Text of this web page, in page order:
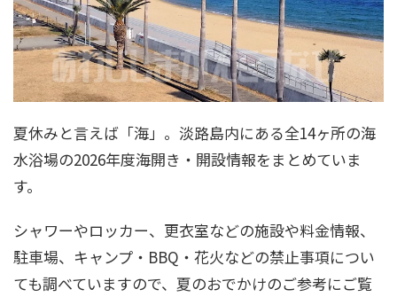
夏休みと言えば「海」。淡路島内にある全14ヶ所の海
水浴場の2026年度海開き・開設情報をまとめていま
す。
シャワーやロッカー、更衣室などの施設や料金情報、
駐車場、キャンプ・BBQ・花火などの禁止事項につい
ても調べていますので、夏のおでかけのご参考にご覧